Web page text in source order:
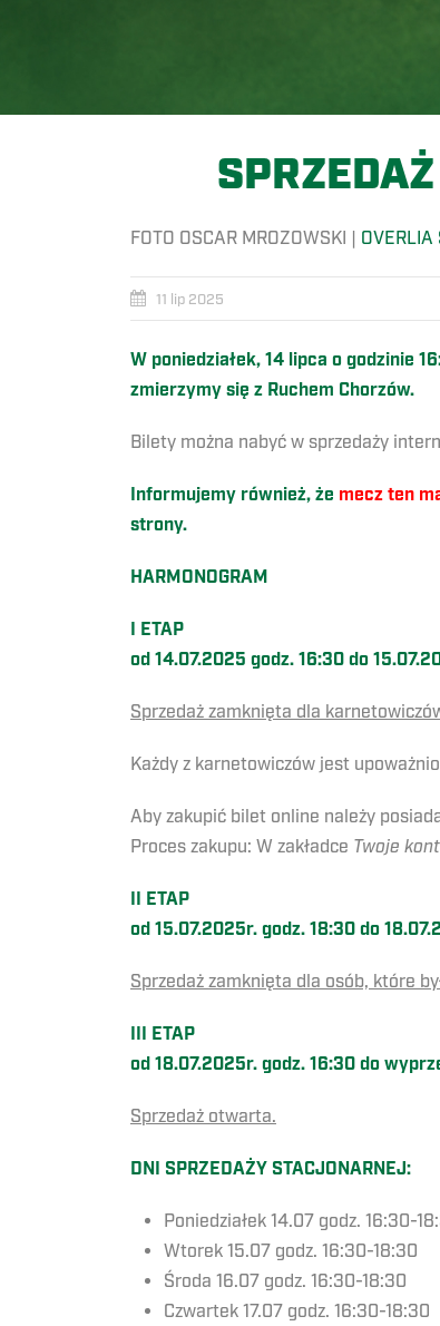
FOTO OSCAR MROZOWSKI | OVERLIA
11 lip 2025
W poniedziałek, 14 lipca o godzinie
zmierzymy się z Ruchem Chorzów.
Bilety można nabyć w sprzedaży
Informujemy również, że mecz ten
strony.
HARMONOGRAM
I ETAP
od 14.07.2025 godz. 16:30 do
Sprzedaż zamknięta dla
Każdy z karnetowiczów jest
Aby zakupić bilet online należy
Proces zakupu: W zakładce Twoje
II ETAP
od 15.07.2025r. godz. 18:30 do
Sprzedaż zamknięta dla osób, które
III ETAP
od 18.07.2025r. godz. 16:30 do
Sprzedaż otwarta.
DNI SPRZEDAŻY STACJONARNEJ:
Poniedziałek 14.07 godz. 16:30-
Wtorek 15.07 godz. 16:30-18:30
Środa 16.07 godz. 16:30-18:30
Czwartek 17.07 godz. 16:30-18:30